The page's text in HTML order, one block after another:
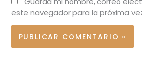
este navegador para la próxima